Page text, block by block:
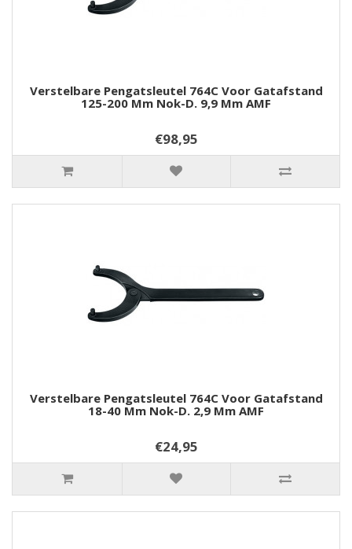
Verstelbare Pengatsleutel 764C Voor Gatafstand
125-200 Mm Nok-D. 9,9 Mm AMF
€98,95
Verstelbare Pengatsleutel 764C Voor Gatafstand
18-40 Mm Nok-D. 2,9 Mm AMF
€24,95